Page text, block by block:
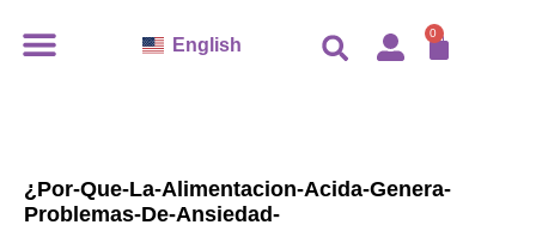
English 0
¿Por-Que-La-Alimentacion-Acida-Genera-
Problemas-De-Ansiedad-